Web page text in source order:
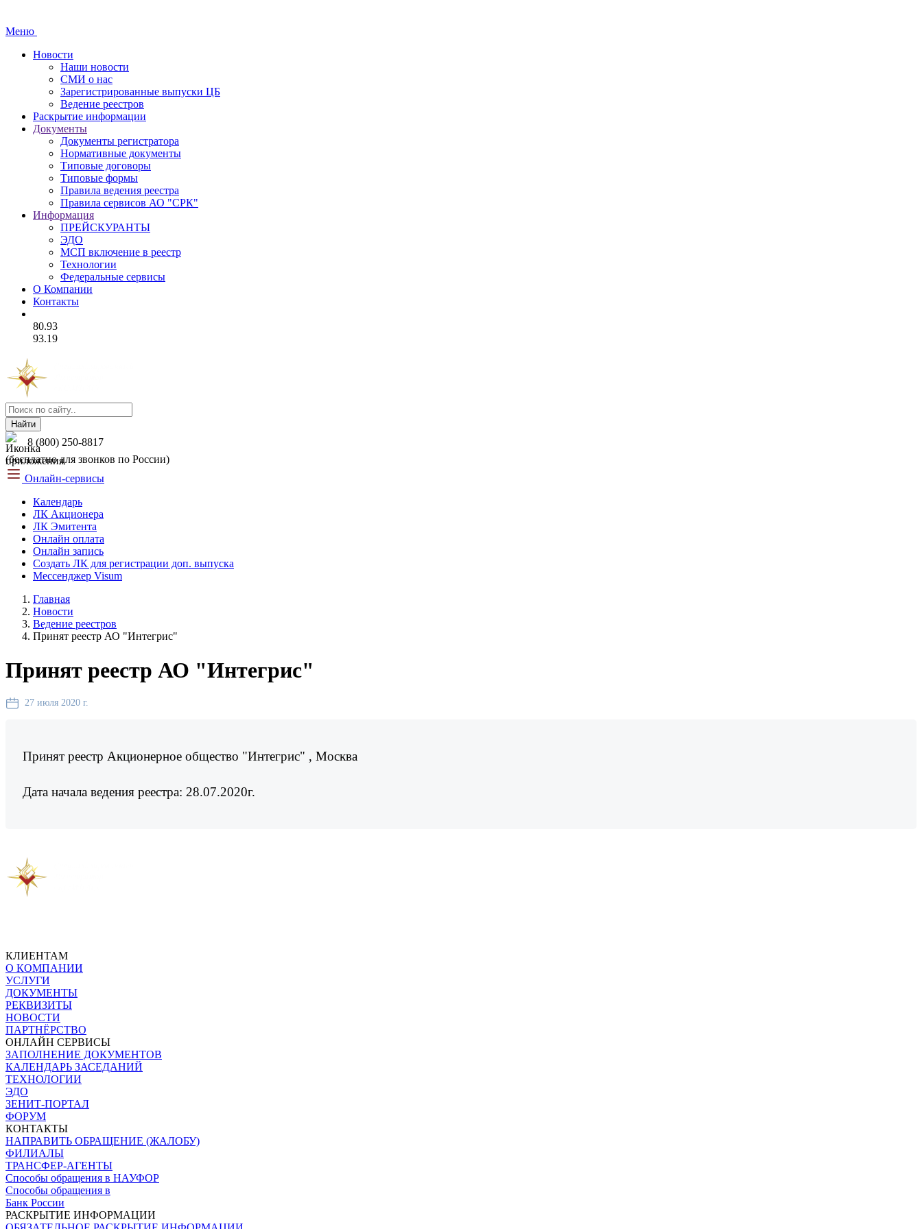
Меню
Новости
Наши новости
СМИ о нас
Зарегистрированные выпуски ЦБ
Ведение реестров
Раскрытие информации
Документы
Документы регистратора
Нормативные документы
Типовые договоры
Типовые формы
Правила ведения реестра
Правила сервисов АО "СРК"
Информация
ПРЕЙСКУРАНТЫ
ЭДО
МСП включение в реестр
Технологии
Федеральные сервисы
О Компании
Контакты
80.93
93.19
Найти
8 (800) 250-8817
(бесплатно для звонков по России)
Онлайн-сервисы
Календарь
ЛК Акционера
ЛК Эмитента
Онлайн оплата
Онлайн запись
Создать ЛК для регистрации доп. выпуска
Мессенджер Visum
Главная
Новости
Ведение реестров
Принят реестр АО "Интегрис"
Принят реестр АО "Интегрис"
27 июля 2020 г.
Принят реестр Акционерное общество "Интегрис" , Москва
Дата начала ведения реестра: 28.07.2020г.
КЛИЕНТАМ
О КОМПАНИИ
УСЛУГИ
ДОКУМЕНТЫ
РЕКВИЗИТЫ
НОВОСТИ
ПАРТНЁРСТВО
ОНЛАЙН СЕРВИСЫ
ЗАПОЛНЕНИЕ ДОКУМЕНТОВ
КАЛЕНДАРЬ ЗАСЕДАНИЙ
ТЕХНОЛОГИИ
ЭДО
ЗЕНИТ-ПОРТАЛ
ФОРУМ
КОНТАКТЫ
НАПРАВИТЬ ОБРАЩЕНИЕ (ЖАЛОБУ)
ФИЛИАЛЫ
ТРАНСФЕР-АГЕНТЫ
Способы обращения в НАУФОР
Способы обращения в
Банк России
РАСКРЫТИЕ ИНФОРМАЦИИ